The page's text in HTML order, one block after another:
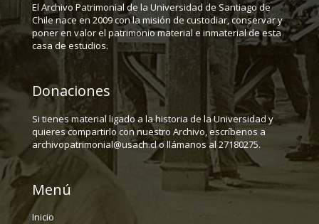
El Archivo Patrimonial de la Universidad de Santiago de
Chile nace en 2009 con la misión de custodiar, conservar y
poner en valor el patrimonio material e inmaterial de esta
casa de estudios.
Donaciones
Si tienes material ligado a la historia de la Universidad y
quieres compartirlo con nuestro Archivo, escríbenos a
archivopatrimonial@usach.cl o llámanos al 27180275.
Menú
Inicio